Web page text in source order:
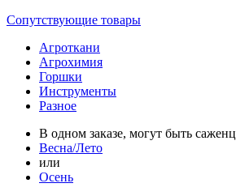
Сопутствующие товары
Агроткани
Агрохимия
Горшки
Инструменты
Разное
В одном заказе, могут быть
Весна/Лето
или
Осень